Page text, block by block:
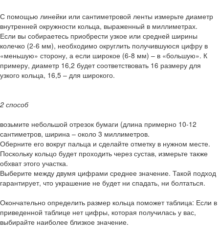
С помощью линейки или сантиметровой ленты измерьте диаметр
внутренней окружности кольца, выраженный в миллиметрах.
Если вы собираетесь приобрести узкое или средней ширины
колечко (2-6 мм), необходимо округлить получившуюся цифру в
«меньшую» сторону, а если широкое (6-8 мм) – в «большую». К
примеру, диаметр 16,2 будет соответствовать 16 размеру для
узкого кольца, 16,5 – для широкого.
2 способ
возьмите небольшой отрезок бумаги (длина примерно 10-12
сантиметров, ширина – около 3 миллиметров.
Оберните его вокруг пальца и сделайте отметку в нужном месте.
Поскольку кольцо будет проходить через сустав, измерьте также
обхват этого участка.
Выберите между двумя цифрами среднее значение. Такой подход
гарантирует, что украшение не будет ни спадать, ни болтаться.
Окончательно определить размер кольца поможет таблица: Если в
приведенной таблице нет цифры, которая получилась у вас,
выбирайте наиболее близкое значение.